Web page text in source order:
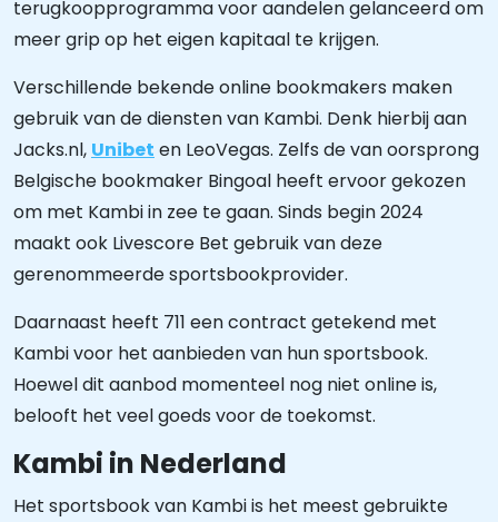
terugkoopprogramma voor aandelen gelanceerd om
meer grip op het eigen kapitaal te krijgen.
Verschillende bekende online bookmakers maken
gebruik van de diensten van Kambi. Denk hierbij aan
Jacks.nl, Unibet en LeoVegas. Zelfs de van oorsprong
Belgische bookmaker Bingoal heeft ervoor gekozen
om met Kambi in zee te gaan. Sinds begin 2024
maakt ook Livescore Bet gebruik van deze
gerenommeerde sportsbookprovider.
Daarnaast heeft 711 een contract getekend met
Kambi voor het aanbieden van hun sportsbook.
Hoewel dit aanbod momenteel nog niet online is,
belooft het veel goeds voor de toekomst.
Kambi in Nederland
Het sportsbook van Kambi is het meest gebruikte